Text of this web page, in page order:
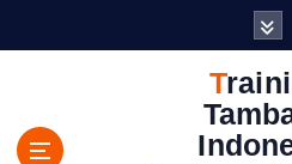
Training